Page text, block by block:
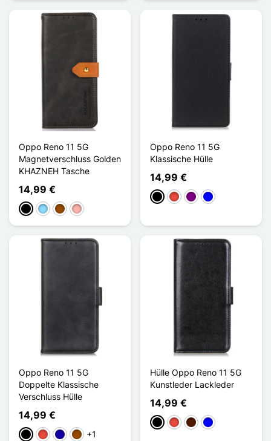
Oppo Reno 11 5G
Magnetverschluss Golden
KHAZNEH Tasche
14,99 €
Schwarz
Hellblau
BraunRoségold
Oppo Reno 11 5G
Klassische Hülle
14,99 €
Schwarz
Rot ViolettBlau
Oppo Reno 11 5G
Doppelte Klassische
Verschluss Hülle
14,99 €
Schwarz
Rot Dunkelblau
Braun
+1
Hülle Oppo Reno 11 5G
Kunstleder Lackleder
14,99 €
Schwarz
Rot Dunkelbraun
Blau